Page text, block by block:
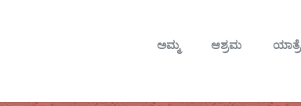
ಅಮ್ಮ ಆಶ್ರಮ ಯಾತ್ರೆ